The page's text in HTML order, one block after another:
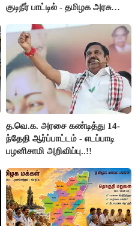
குடிநீர் பாட்டில் - தமிழக அரசு
த.வெ.க. அரசை கண்டித்து 14-
ந்தேதி ஆர்ப்பாட்டம் - எடப்பாடி
பழனிசாமி அறிவிப்பு..!!